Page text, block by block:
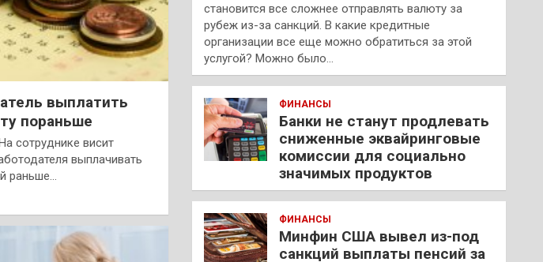
выплатить
пораньше
сотруднике висит
выплачивать
раньше…
становится все сложнее отправлять валюту за
рубеж из-за санкций. В какие кредитные
организации все еще можно обратиться за этой
услугой? Можно было…
ФИНАНСЫ
Банки не станут продлевать
сниженные эквайринговые
комиссии для социально
значимых продуктов
ФИНАНСЫ
Минфин США вывел из-под
санкций выплаты пенсий за